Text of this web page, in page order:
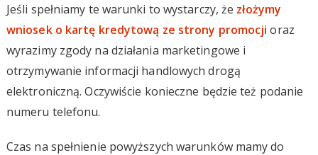
Jeśli spełniamy te warunki to wystarczy, że złożymy
wniosek o kartę kredytową ze strony promocji oraz
wyrazimy zgody na działania marketingowe i
otrzymywanie informacji handlowych drogą
elektroniczną. Oczywiście konieczne będzie też podanie
numeru telefonu.
Czas na spełnienie powyższych warunków mamy do